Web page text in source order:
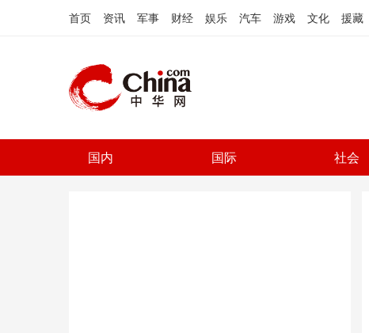
首页 资讯 军事 财经 娱乐 汽车 游戏 文化 援藏
国内 国际 社会